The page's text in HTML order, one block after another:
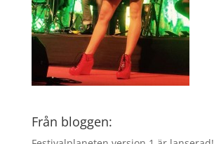
Från bloggen: